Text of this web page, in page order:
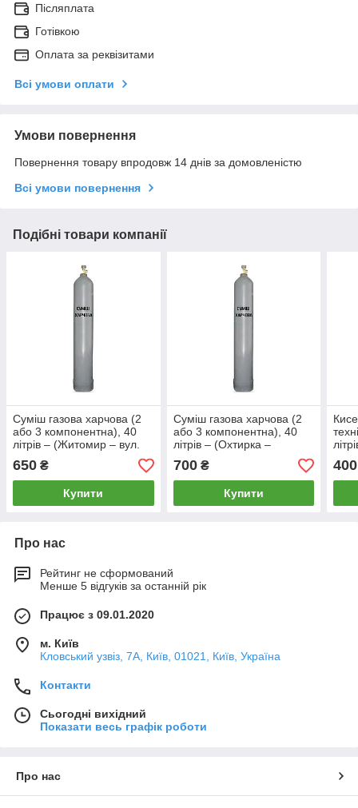
Післяплата
Готівкою
Оплата за реквізитами
Всі умови оплати
Умови повернення
Повернення товару впродовж 14 днів за домовленістю
Всі умови повернення
Подібні товари компанії
Суміш газова харчова (2
або 3 компонентна), 40
літрів – (Житомир – вул.
Промислова, 1/154)
650 ₴
Купити
Суміш газова харчова (2
або 3 компонентна), 40
літрів – (Охтирка –
провулок Кириковський,
29)
700₴
Купити
400
Про нас
Рейтинг не сформований
Менше 5 відгуків за останній рік
Працює з 09.01.2020
м. Київ
Кловський узвіз, 7А, Київ, 01021, Київ, Україна
Контакти
Сьогодні вихідний
Показати весь графік роботи
Про нас